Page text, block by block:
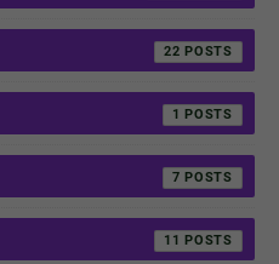
22
1
7
11